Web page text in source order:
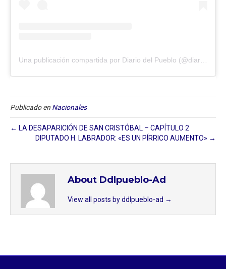
Publicado en Nacionales
← LA DESAPARICIÓN DE SAN CRISTÓBAL – CAPÍTULO 2
DIPUTADO H. LABRADOR: «ES UN PÍRRICO AUMENTO» →
About Ddlpueblo-Ad
View all posts by ddlpueblo-ad →